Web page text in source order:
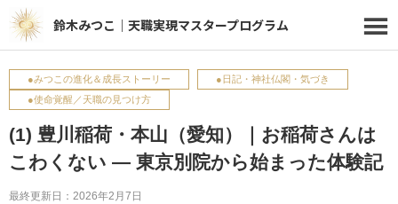
鈴木みつこ｜天職実現マスタープログラム
●みつこの進化＆成長ストーリー
●日記・神社仏閣・気づき
●使命覚醒／天職の見つけ方
(1) 豊川稲荷・本山（愛知）｜お稲荷さんは
こわくない ― 東京別院から始まった体験記
最終更新日：2026年2月7日